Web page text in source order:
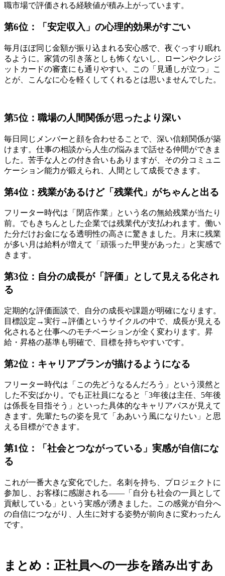
職市場で評価される経験値が積み上がっています。
第6位：「安定収入」の心理的効果がすごい
毎月ほぼ同じ金額が振り込まれる安心感で、夜ぐっすり眠れ
るように。家賃の引き落としも怖くないし、ローンやクレジ
ットカードの審査にも通りやすい。この「見通しが立つ」こ
とが、こんなに心を軽くしてくれるとは思いませんでした。
第5位：職場の人間関係が思ったより深い
毎日同じメンバーと顔を合わせることで、深い信頼関係が築
けます。仕事の相談から人生の悩みまで話せる仲間ができま
した。苦手な人との付き合いもありますが、その分コミュニ
ケーション能力が鍛えられ、人間として成長できます。
第4位：残業があるけど「残業代」がちゃんと出る
フリーター時代は「閉店作業」という名の無給残業が当たり
前。でもきちんとした企業では残業代が支払われます。働い
た分だけお金になる透明性の高さに驚きました。月末に残業
が多い月は給料が増えて「頑張った甲斐があった」と実感で
きます。
第3位：自分の成長が「評価」として見える化され
る
定期的な評価面談で、自分の成長や課題が明確になります。
目標設定→実行→評価というサイクルの中で、成長が見える
化されると仕事へのモチベーションが全く変わります。昇
給・昇格の基準も明確で、目標を持ちやすいです。
第2位：キャリアプランが描けるようになる
フリーター時代は「この先どうなるんだろう」という漠然と
した不安ばかり。でも正社員になると「3年後は主任、5年後
は係長を目指そう」といった具体的なキャリアパスが見えて
きます。先輩たちの姿を見て「ああいう風になりたい」と思
える目標ができます。
第1位：「社会とつながっている」実感が自信にな
る
これが一番大きな変化でした。名刺を持ち、プロジェクトに
参加し、お客様に感謝される――「自分も社会の一員として
貢献している」という実感が湧きました。この感覚が自分へ
の自信につながり、人生に対する姿勢が前向きに変わったん
です。
まとめ：正社員への一歩を踏み出すあ